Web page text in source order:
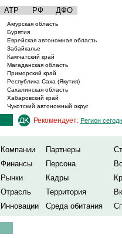
АТР РФ ДФО
Амурская область
Бурятия
Еврейская автономная область
Забайкалье
Камчатский край
Магаданская область
Приморский край
Республика Саха (Якутия)
Сахалинская область
Хабаровский край
Чукотский автономный округ
Рекомендует: Регион
Компании Партнеры
Финансы Персона
Рынки Кадры
Отрасль Территория
Инновации Среда обитания